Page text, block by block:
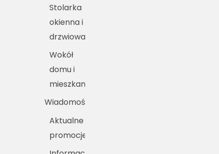
Stolarka
okienna i
drzwiowa
Wokół
domu i
mieszkania
Wiadomości
Aktualne
promocje